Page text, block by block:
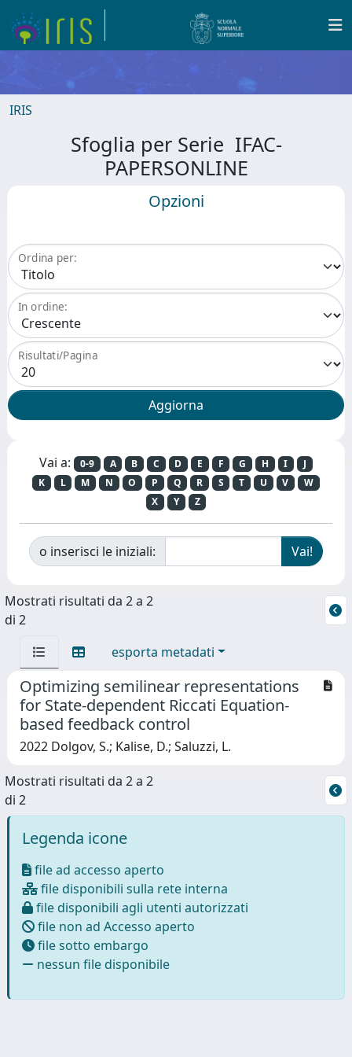
IRIS
Sfoglia per Serie IFAC-
PAPERSONLINE
Opzioni
Ordina per:
In ordine:
Risultati/Pagina
Vai a: 0-9 A B C D E F G H I
J
K
L M N O P Q R S T U V
W
X
Y Z
o inserisci le iniziali:
Mostrati risultati da 2 a 2
di 2
esporta metadati
Optimizing semilinear representations
for State-dependent Riccati Equation-
based feedback control
2022 Dolgov, S.; Kalise, D.; Saluzzi, L.
Mostrati risultati da 2 a 2
di 2
Legenda icone
file ad accesso aperto
file disponibili sulla rete interna
file disponibili agli utenti autorizzati
file non ad Accesso aperto
file sotto embargo
nessun file disponibile